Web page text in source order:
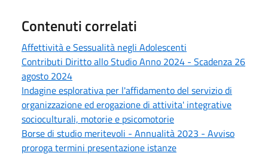
Contenuti correlati
Affettività e Sessualità negli Adolescenti
Contributi Diritto allo Studio Anno 2024 - Scadenza 26
agosto 2024
Indagine esplorativa per l'affidamento del servizio di
organizzazione ed erogazione di attivita' integrative
socioculturali, motorie e psicomotorie
Borse di studio meritevoli - Annualità 2023 - Avviso
proroga termini presentazione istanze